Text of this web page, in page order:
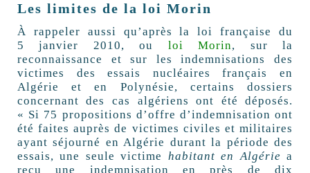
Les limites de la loi Morin
À rappeler aussi qu’après la loi française du
5 janvier 2010, ou loi Morin, sur la
reconnaissance et sur les indemnisations des
victimes des essais nucléaires français en
Algérie et en Polynésie, certains dossiers
concernant des cas algériens ont été déposés.
« Si 75 propositions d’offre d’indemnisation ont
été faites auprès de victimes civiles et militaires
ayant séjourné en Algérie durant la période des
essais, une seule victime habitant en Algérie a
reçu une indemnisation en près de dix